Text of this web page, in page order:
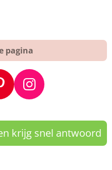
pagina
I
n
s
t
a
krijg snel antwoord